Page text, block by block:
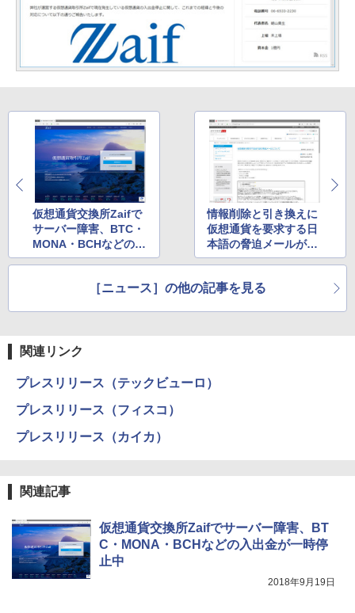
仮想通貨交換所Zaifで
サーバー障害、BTC・
MONA・BCHなどの入
出金が一時停止中
情報削除と引き換えに
仮想通貨を要求する日
本語の脅迫メールが確
認
［ニュース］の他の記事を見る
関連リンク
プレスリリース（テックビューロ）
プレスリリース（フィスコ）
プレスリリース（カイカ）
関連記事
仮想通貨交換所Zaifでサーバー障害、BT
C・MONA・BCHなどの入出金が一時停
止中
2018年9月19日